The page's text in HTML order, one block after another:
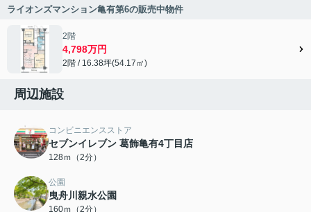
ライオンズマンション亀有第6の販売中物件
2階
4,798万円
2階 / 16.38坪(54.17㎡)
周辺施設
コンビニエンスストア
セブンイレブン 葛飾亀有4丁目店
128ｍ（2分）
公園
曳舟川親水公園
160ｍ（2分）